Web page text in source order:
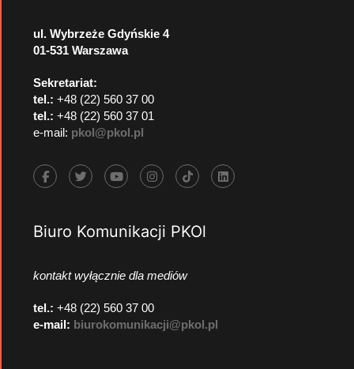
ul. Wybrzeże Gdyńskie 4
01-531 Warszawa
Sekretariat:
tel.: +48 (22) 560 37 00
tel.: +48 (22) 560 37 01
e-mail: pkol@pkol.pl
Biuro Komunikacji PKOl
kontakt wyłącznie dla mediów
tel.: +48 (22) 560 37 00
e-mail: biurokomunikacji@pkol.pl